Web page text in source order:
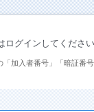
グインしてください
加入者番号」「暗証番